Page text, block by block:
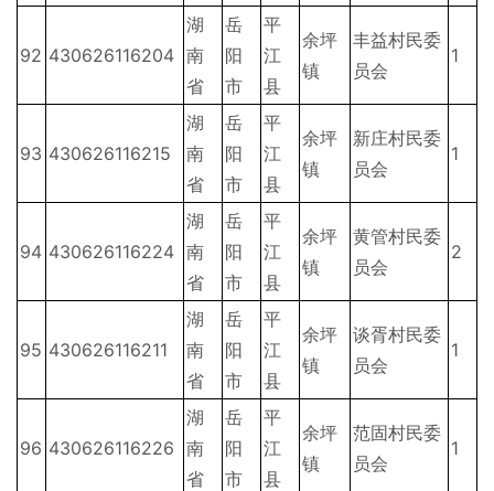
92 430626116204
湖
南
省
岳
阳
市
平
江
县
余坪
镇
丰益村民委
员会
1
93 430626116215
湖
南
省
岳
阳
市
平
江
县
余坪
镇
新庄村民委
员会
1
94 430626116224
湖
南
省
岳
阳
市
平
江
县
余坪
镇
黄管村民委
员会
2
95 430626116211
湖
南
省
岳
阳
市
平
江
县
余坪
镇
谈胥村民委
员会
1
96 430626116226
湖
南
省
岳
阳
市
平
江
县
余坪
镇
范固村民委
员会
1